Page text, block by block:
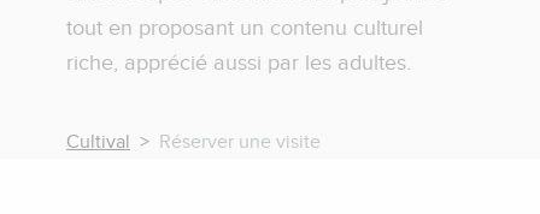
tout en proposant un contenu culturel
riche, apprécié aussi par les adultes.
Cultival Réserver une visite